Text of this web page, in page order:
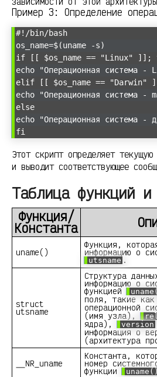
Пример 3: Определение
#!/bin/bash
os_name=$(uname -s)
if [[ $os_name == "Linux" ]];
echo "Операционная система -
elif [[ $os_name == "Darwin"
echo "Операционная система -
else
echo "Операционная система -
fi
Этот скрипт определяет текущую
и выводит соответствующее
Таблица функций и
Функция/
Константа
uname()
Функция,
информацию о
utsname .
struct
utsname
Структура
информацию о
функцией
поля, такие
операционной
(имя узла),
ядра), version
информация о
(архитектура
__NR_uname
Константа,
номер
функции uname()